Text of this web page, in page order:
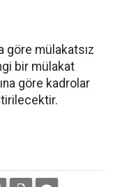
göre mülakatsız
bir mülakat
göre kadrolar